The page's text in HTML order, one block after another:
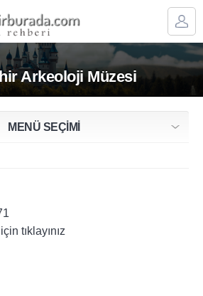
Arkeoloji Müzesi
MENÜ SEÇİMİ
tıklayınız